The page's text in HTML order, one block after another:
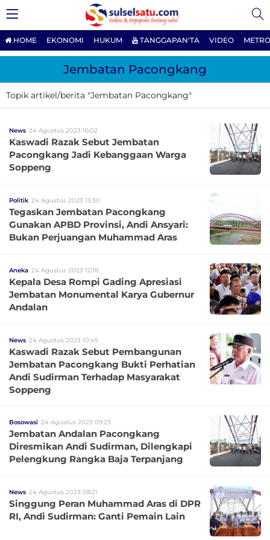
HOME EKONOMI HUKUM TANGGAPAN'TA VIDEO
Jembatan Pacongkang
Topik artikel/berita "Jembatan Pacongkang"
News 24 Agustus 2023 16:02
Kaswadi Razak Sebut Jembatan
Pacongkang Jadi Kebanggaan Warga
Soppeng
Politik 24 Agustus 2023 13:30
Tegaskan Jembatan Pacongkang
Gunakan APBD Provinsi, Andi Ansyari:
Bukan Perjuangan Muhammad Aras
Aneka 24 Agustus 2023 12:18
Kepala Desa Rompi Gading Apresiasi
Jembatan Monumental Karya Gubernur
Andalan
News 24 Agustus 2023 10:45
Kaswadi Razak Sebut Pembangunan
Jembatan Pacongkang Bukti Perhatian
Andi Sudirman Terhadap Masyarakat
Soppeng
Bosowasi 24 Agustus 2023 09:23
Jembatan Andalan Pacongkang
Diresmikan Andi Sudirman, Dilengkapi
Pelengkung Rangka Baja Terpanjang
News 24 Agustus 2023 08:21
Singgung Peran Muhammad Aras di DPR
RI, Andi Sudirman: Ganti Pemain Lain